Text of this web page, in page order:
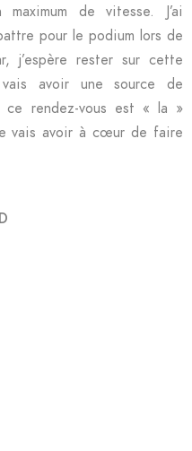
de vitesse. J’ai
pour le podium lors de
j’espère rester sur cette
avoir une source de
ce rendez-vous est « la »
vais avoir à cœur de faire